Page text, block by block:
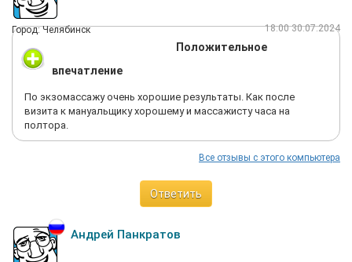
Город: Челябинск 18:00 30.07.2024
Положительное
впечатление
По экзомассажу очень хорошие результаты. Как после
визита к мануальщику хорошему и массажисту часа на
полтора.
Все отзывы с этого компьютера
Ответить
Андрей Панкратов